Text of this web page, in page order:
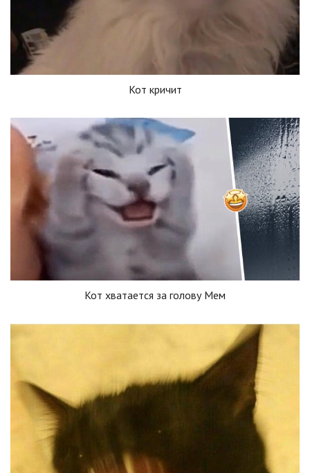
Кот кричит
Кот хватается за голову Мем